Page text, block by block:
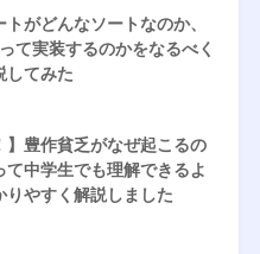
トがどんなソートなのか、
て実装するのかをなるべく
してみた
】豊作貧乏がなぜ起こるの
て中学生でも理解できるよ
りやすく解説しました